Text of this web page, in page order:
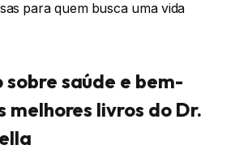
para quem busca uma vida
saúde e bem-
melhores livros do Dr.